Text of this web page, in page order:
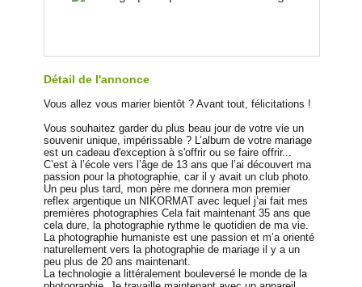
Détail de l'annonce
Vous allez vous marier bientôt ? Avant tout, félicitations !
Vous souhaitez garder du plus beau jour de votre vie un
souvenir unique, impérissable ? L’album de votre mariage
est un cadeau d'exception à s'offrir ou se faire offrir...
C’est à l’école vers l’âge de 13 ans que l’ai découvert ma
passion pour la photographie, car il y avait un club photo.
Un peu plus tard, mon père me donnera mon premier
reflex argentique un NIKORMAT avec lequel j’ai fait mes
premières photographies Cela fait maintenant 35 ans que
cela dure, la photographie rythme le quotidien de ma vie.
La photographie humaniste est une passion et m’a orienté
naturellement vers la photographie de mariage il y a un
peu plus de 20 ans maintenant.
La technologie a littéralement bouleversé le monde de la